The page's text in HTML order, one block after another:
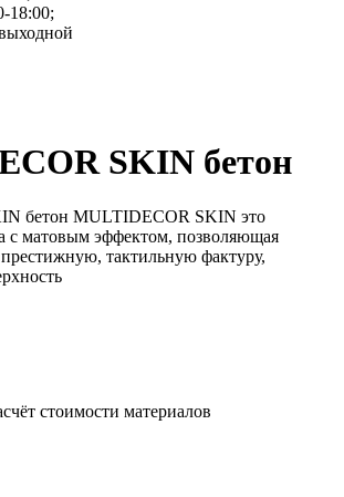
18:00;
SKIN бетон
бетон MULTIDECOR SKIN это
с матовым эффектом, позволяющая
престижную, тактильную фактуру,
стоимости материалов